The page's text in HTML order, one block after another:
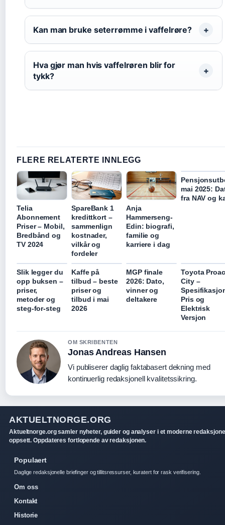
Kan man bruke seterrømme i vaffelrøre?
Hva gjør man hvis vaffelrøren blir for
tykk?
FLERE RELATERTE INNLEGG
Telia
Abonnement
Priser – Mobil,
Bredbånd og
TV 2024
SpareBank 1
kredittkort –
sammenlign
kostnader,
vilkår og
fordeler
Anja
Hammerseng-
Edin: biografi,
familie og
karriere i dag
mai 2025:
fra NAV og
Slik legger du
opp buksen –
priser,
metoder og
steg-for-steg
Kaffe på
tilbud – beste
priser og
tilbud i mai
2026
MGP finale
2026: Dato,
vinner og
deltakere
Toyota
City –
Pris og
Elektrisk
Versjon
OM SKRIBENTEN
Jonas Andreas Hansen
Vi publiserer daglig faktabasert dekning med
kontinuerlig redaksjonell kvalitetssikring.
AKTUELTNORGE.ORG
Aktueltnorge.org samler nyheter, guider og analyser i et moderne
oppsett. Oppdateres fortlopende av redaksjonen.
Populaert
Daglige redaksjonelle briefinger og tillitsressurser, kuratert for rask verifisering.
Om oss
Kontakt
Historie